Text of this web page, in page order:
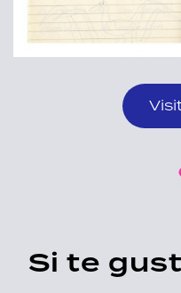
Si te